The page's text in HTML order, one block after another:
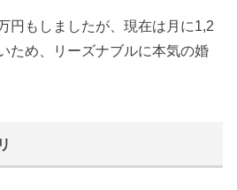
円もしましたが、現在は月に1,2
ため、リーズナブルに本気の婚